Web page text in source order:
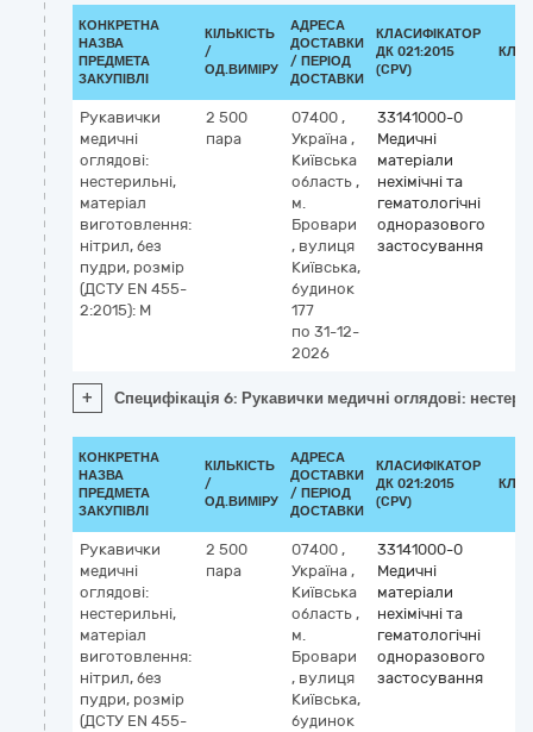
КОНКРЕТНА
НАЗВА
ПРЕДМЕТА
ЗАКУПІВЛІ
КІЛЬКІСТЬ
/
ОД.ВИМІРУ
АДРЕСА
ДОСТАВКИ
/ ПЕРІОД
ДОСТАВКИ
КЛАСИФІКАТОР
ДК 021:2015
(CPV)
Рукавички
медичні
оглядові:
нестерильні,
матеріал
виготовлення:
нітрил, без
пудри, розмір
(ДСТУ EN 455-
2:2015): M
2 500
пара
07400 ,
Україна ,
Київська
область ,
м.
Бровари
, вулиця
Київська,
будинок
177
по 31-12-
2026
33141000-0
Медичні
матеріали
нехімічні та
гематологічні
одноразового
застосування
+ Специфікація 6: Рукавички медичні оглядові:
КОНКРЕТНА
НАЗВА
ПРЕДМЕТА
ЗАКУПІВЛІ
КІЛЬКІСТЬ
/
ОД.ВИМІРУ
АДРЕСА
ДОСТАВКИ
/ ПЕРІОД
ДОСТАВКИ
КЛАСИФІКАТОР
ДК 021:2015
(CPV)
Рукавички
медичні
оглядові:
нестерильні,
матеріал
виготовлення:
нітрил, без
пудри, розмір
(ДСТУ EN 455-
2 500
пара
07400 ,
Україна ,
Київська
область ,
м.
Бровари
, вулиця
Київська,
будинок
33141000-0
Медичні
матеріали
нехімічні та
гематологічні
одноразового
застосування